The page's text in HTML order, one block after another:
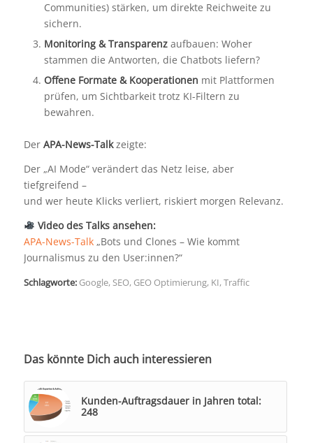
Communities) stärken, um direkte Reichweite zu
sichern.
Monitoring & Transparenzaufbauen: Woher
stammen die Antworten, die Chatbots liefern?
Offene Formate & Kooperationen mit Plattformen
prüfen, um Sichtbarkeit trotz KI-Filtern zu
bewahren.
Der APA-News-Talkzeigte:
Der „AI Mode“ verändert das Netz leise, aber
tiefgreifend –
und wer heute Klicks verliert, riskiert morgen Relevanz.
Video des Talks ansehen:
APA-News-Talk„Bots und Clones – Wie kommt
Journalismus zu den User:innen?“
Schlagworte: Google, SEO, GEO Optimierung, KI,Traffic
Das könnte Dich auch interessieren
Kunden-Auftragsdauer in Jahren total:
248